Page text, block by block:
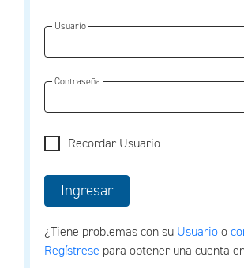
Usuario
Contraseña
Recordar Usuario
¿Tiene problemas con su Usuarioo
Regístrese para obtener una cuenta